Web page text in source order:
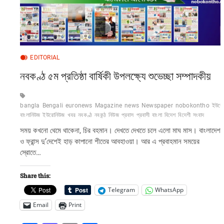
EDITORIAL
নবকণ্ঠ ৫ম প্রতিষ্ঠা বার্ষিকী উপলক্ষ্যে শুভেচ্ছা সম্পাদকীয়
bangla Bengali euronews Magazine news Newspaper nobokontho ইউরো-
বাংলানিউজ ইউরোনিউজ খবর নবকণ্ঠ নবকন্ঠ নিউজ প্রবাস প্রবাসী বাংলা বিদেশ বিদেশী সংবাদ
সময় কখনো থেমে থাকেনা, চির বহমান। দেখতে দেখতে চলে এলো মাঘ মাস। বাংলাদেশ
ও ফ্রান্স দু’দেশেই হাড় কাপানো শীতের আবহাওয়া। আর এ প্রবাহমান সময়ের
স্রোতে…
Share this:
Telegram
WhatsApp
Email
Print